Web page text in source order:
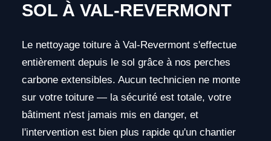
SOL À VAL-REVERMONT
Le nettoyage toiture à Val-Revermont s'effectue
entièrement depuis le sol grâce à nos perches
carbone extensibles. Aucun technicien ne monte
sur votre toiture — la sécurité est totale, votre
bâtiment n'est jamais mis en danger, et
l'intervention est bien plus rapide qu'un chantier